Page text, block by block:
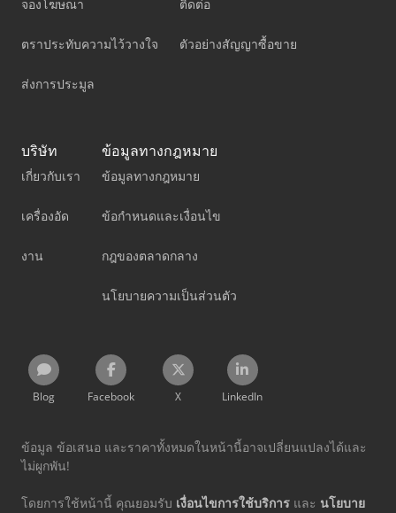
จองโฆษณา
ตราประทับความไว้วางใจ
ส่งการประมูล
ติดต่อ
ตัวอย่างสัญญาซื้อขาย
บริษัท
เกี่ยวกับเรา
เครื่องอัด
งาน
ข้อมูลทางกฎหมาย
ข้อมูลทางกฎหมาย
ข้อกำหนดและเงื่อนไข
กฎของตลาดกลาง
นโยบายความเป็นส่วนตัว
Blog Facebook X LinkedIn
ข้อมูล ข้อเสนอ และราคาทั้งหมดในหน้านี้อาจเปลี่ยนแปลงได้และ
ไม่ผูกพัน!
โดยการใช้หน้านี้ คุณยอมรับ เงื่อนไขการใช้บริการ และ นโยบาย